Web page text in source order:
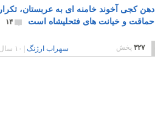
دهن کجی آخوند خامنه ای به عربستان، تکرار
حماقت و خیانت های فتحلیشاه است
۱۴
۳۲۷ پخش سهراب ارژنگ ۱۰ سال پیش